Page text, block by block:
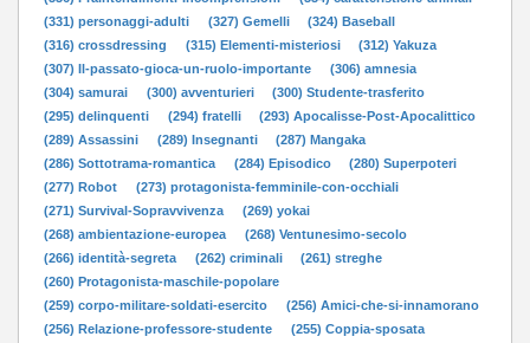
(331) personaggi-adulti
(327) Gemelli
(324) Baseball
(316) crossdressing
(315) Elementi-misteriosi
(312) Yakuza
(307) Il-passato-gioca-un-ruolo-importante
(306) amnesia
(304) samurai
(300) avventurieri
(300) Studente-trasferito
(295) delinquenti
(294) fratelli
(293) Apocalisse-Post-Apocalittico
(289) Assassini
(289) Insegnanti
(287) Mangaka
(286) Sottotrama-romantica
(284) Episodico
(280) Superpoteri
(277) Robot
(273) protagonista-femminile-con-occhiali
(271) Survival-Sopravvivenza
(269) yokai
(268) ambientazione-europea
(268) Ventunesimo-secolo
(266) identità-segreta
(262) criminali
(261) streghe
(260) Protagonista-maschile-popolare
(259) corpo-militare-soldati-esercito
(256) Amici-che-si-innamorano
(256) Relazione-professore-studente
(255) Coppia-sposata